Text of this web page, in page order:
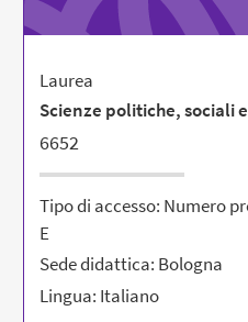
Laurea
Scienze politiche, sociali
6652
Tipo di accesso: Numero
E
Sede didattica: Bologna
Lingua: Italiano